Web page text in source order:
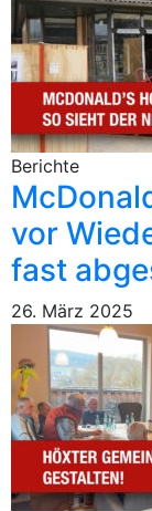
Berichte
vor
fast
26. März 2025